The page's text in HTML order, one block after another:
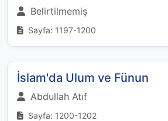
Belirtilmemiş
Sayfa: 1197-1200
İslam'da Ulum ve Fünun
Abdullah Atıf
Sayfa: 1200-1202